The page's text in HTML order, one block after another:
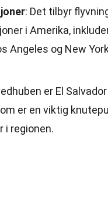
: Det tilbyr
i Amerika,
Angeles og New
er El
er en viktig
i regionen.